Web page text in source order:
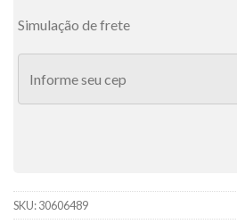
Simulação de frete
SKU:30606489